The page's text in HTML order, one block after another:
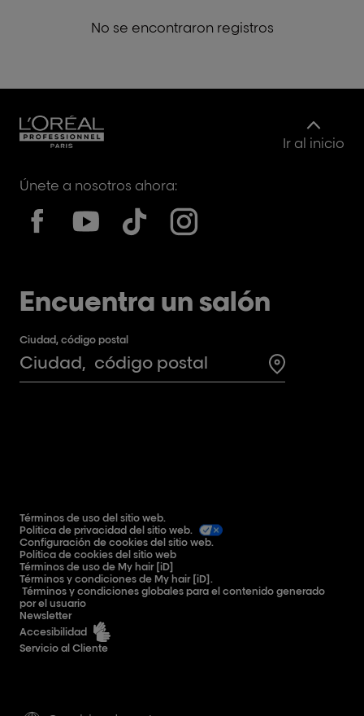
No se encontraron registros
Ir al inicio
Únete a nosotros ahora:
Encuentra un salón
Ciudad, código postal
Search for a
Términos de uso del sitio web.
Política de privacidad del sitio web.
Configuración de cookies del sitio web.
Política de cookies del sitio web
Términos de uso de My hair [iD]
Términos y condiciones de My hair [iD].
Términos y condiciones globales para el contenido generado
por el usuario
Newsletter
Accesibilidad
Servicio al Cliente